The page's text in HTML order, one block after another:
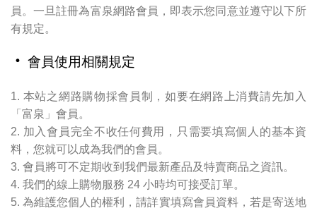
員。一旦註冊為富泉網路會員，即表示您同意並遵守以下所
有規定。
‧ 會員使用相關規定
1. 本站之網路購物採會員制，如要在網路上消費請先加入
「富泉」會員。
2. 加入會員完全不收任何費用，只需要填寫個人的基本資
料，您就可以成為我們的會員。
3. 會員將可不定期收到我們最新產品及特賣商品之資訊。
4. 我們的線上購物服務 24 小時均可接受訂單。
5. 為維護您個人的權利，請詳實填寫會員資料，若是寄送地